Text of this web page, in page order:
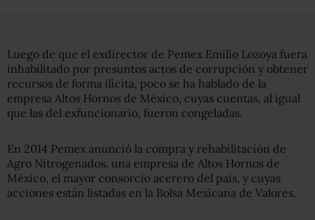
Luego de que el exdirector de Pemex Emilio Lozoya fuera
inhabilitado por presuntos actos de corrupción y obtener
recursos de forma ilícita, poco se ha hablado de la
empresa Altos Hornos de México, cuyas cuentas, al igual
que las del exfuncionario, fueron congeladas.
En 2014 Pemex anunció la compra y rehabilitación de
Agro Nitrogenados, una empresa de Altos Hornos de
México, el mayor consorcio acerero del país, y cuyas
acciones están listadas en la Bolsa Mexicana de Valores.